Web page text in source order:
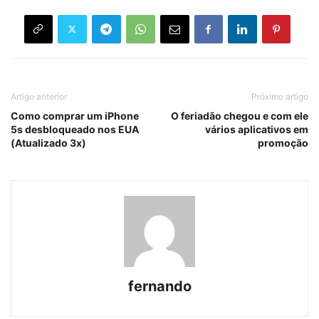
Artigo anterior
Como comprar um iPhone
5s desbloqueado nos EUA
(Atualizado 3x)
Próximo artigo
O feriadão chegou e com ele
vários aplicativos em
promoção
fernando